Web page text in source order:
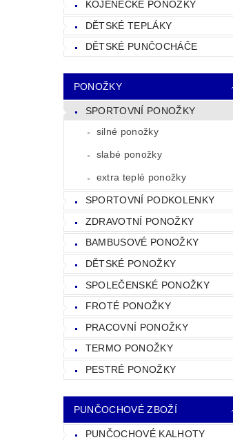
KOJENECKÉ PONOŽKY
DĚTSKÉ TEPLÁKY
DĚTSKÉ PUNČOCHÁČE
PONOŽKY
SPORTOVNÍ PONOŽKY
silné ponožky
slabé ponožky
extra teplé ponožky
SPORTOVNÍ PODKOLENKY
ZDRAVOTNÍ PONOŽKY
BAMBUSOVÉ PONOŽKY
DĚTSKÉ PONOŽKY
SPOLEČENSKÉ PONOŽKY
FROTÉ PONOŽKY
PRACOVNÍ PONOŽKY
TERMO PONOŽKY
PESTRÉ PONOŽKY
PUNČOCHOVÉ ZBOŽÍ
PUNČOCHOVÉ KALHOTY